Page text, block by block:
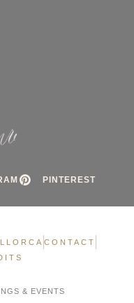
PINTEREST
CONTACT
& EVENTS